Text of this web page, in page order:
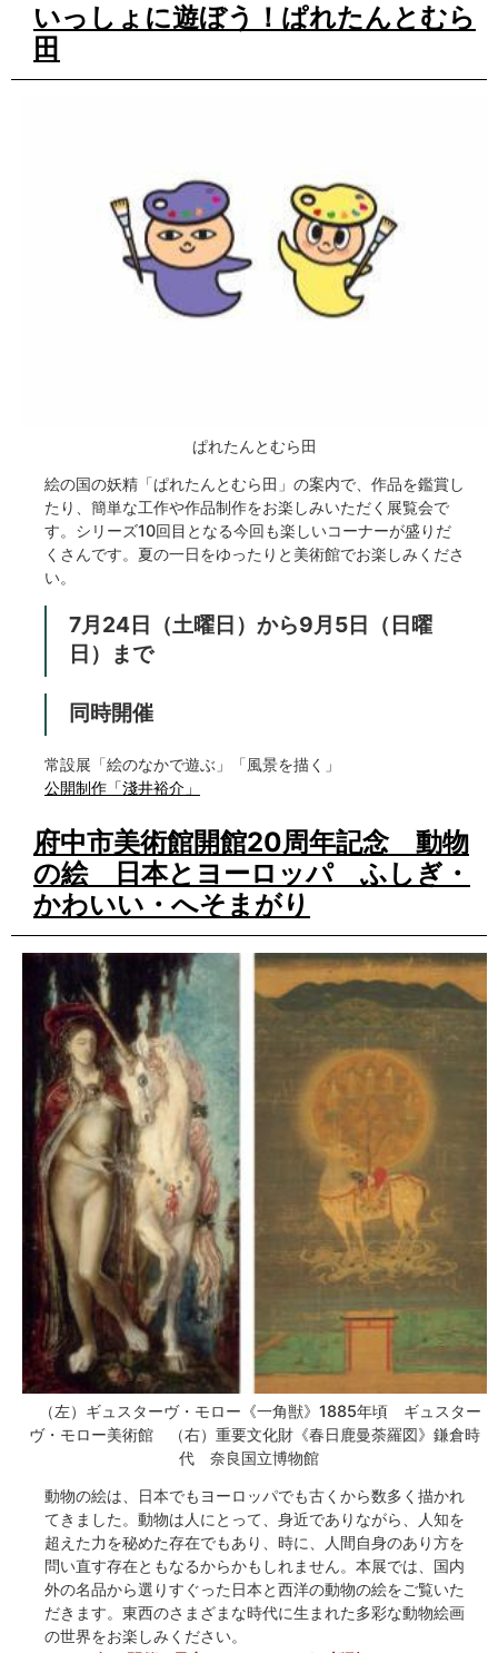
いっしょに遊ぼう！ぱれたんとむら
田
ぱれたんとむら田
絵の国の妖精「ぱれたんとむら田」の案内で、作品を鑑賞し
たり、簡単な工作や作品制作をお楽しみいただく展覧会で
す。シリーズ10回目となる今回も楽しいコーナーが盛りだ
くさんです。夏の一日をゆったりと美術館でお楽しみくださ
い。
7月24日（土曜日）から9月5日（日曜
日）まで
同時開催
常設展「絵のなかで遊ぶ」「風景を描く」
公開制作「淺井裕介」
府中市美術館開館20周年記念 動物
の絵 日本とヨーロッパ ふしぎ・
かわいい・へそまがり
（左）ギュスターヴ・モロー《一角獣》1885年頃 ギュスター
ヴ・モロー美術館 （右）重要文化財《春日鹿曼荼羅図》鎌倉時
代 奈良国立博物館
動物の絵は、日本でもヨーロッパでも古くから数多く描かれ
てきました。動物は人にとって、身近でありながら、人知を
超えた力を秘めた存在でもあり、時に、人間自身のあり方を
問い直す存在ともなるからかもしれません。本展では、国内
外の名品から選りすぐった日本と西洋の動物の絵をご覧いた
だきます。東西のさまざまな時代に生まれた多彩な動物絵画
の世界をお楽しみください。